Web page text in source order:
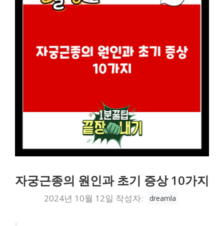
자궁근종의 원인과 초기 증상 10가지
2024년 10월 12일 작성자: dreamla